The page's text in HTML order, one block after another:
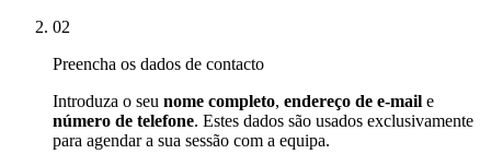
02
Preencha os dados de contacto
Introduza o seu nome completo, endereço de e-mail e
número de telefone. Estes dados são usados exclusivamente
para agendar a sua sessão com a equipa.